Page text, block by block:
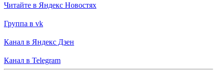
Читайте в Яндекс Новостях
Группа в vk
Канал в Яндекс Дзен
Канал в Telegram